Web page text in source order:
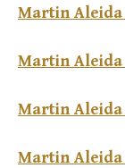
Martin Aleida
Martin Aleida
Martin Aleida
Martin Aleida